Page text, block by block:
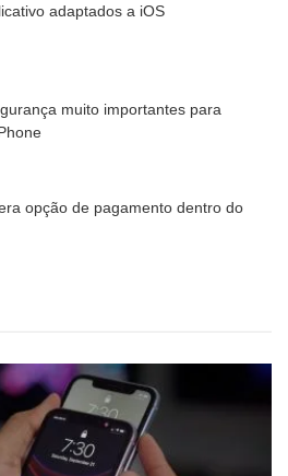
adaptados a iOS
muito importantes para
opção de pagamento dentro do